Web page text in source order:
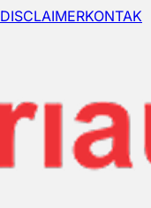
DISCLAIMERKONTAK